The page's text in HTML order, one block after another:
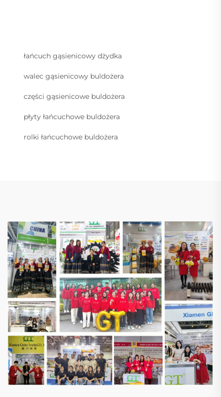
łańcuch gąsienicowy dżydka
walec gąsienicowy buldożera
części gąsienicowe buldożera
płyty łańcuchowe buldożera
rolki łańcuchowe buldożera